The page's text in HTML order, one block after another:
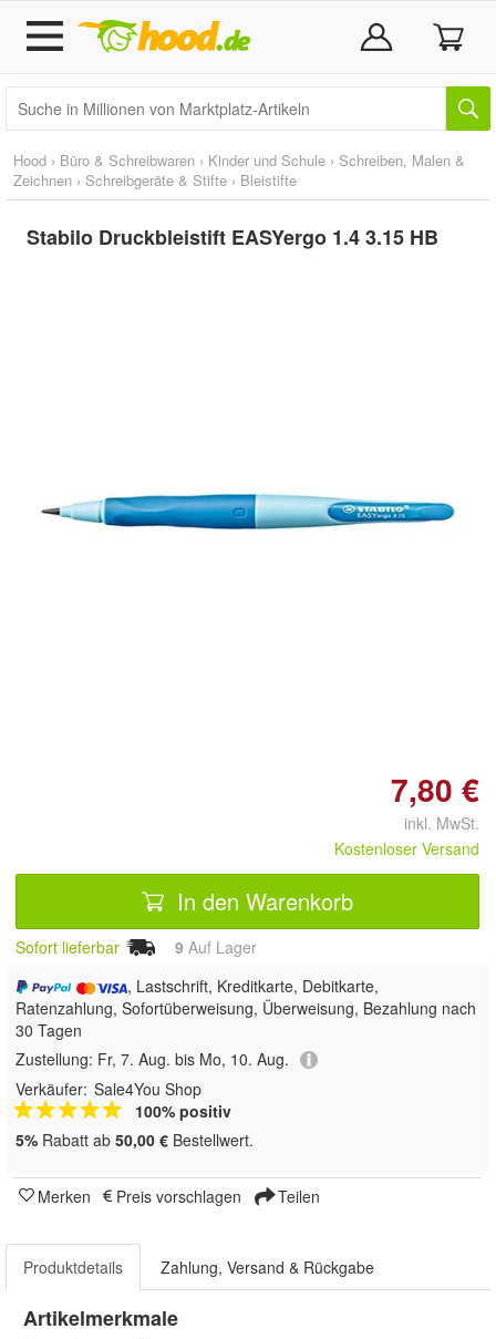
Hood › Büro & Schreibwaren › Kinder und Schule › Schreiben, Malen &
Zeichnen › Schreibgeräte & Stifte › Bleistifte
Stabilo Druckbleistift EASYergo 1.4 3.15 HB
7,80 €
inkl. MwSt.
Kostenloser Versand
In den Warenkorb
Sofort lieferbar 9 Auf Lager
, Lastschrift, Kreditkarte, Debitkarte,
Ratenzahlung, Sofortüberweisung, Überweisung, Bezahlung nach
30 Tagen
Zustellung: Fr, 7. Aug. bis Mo, 10. Aug.
Verkäufer: Sale4You Shop
100% positiv
5% Rabatt ab 50,00 € Bestellwert.
Merken Preis vorschlagen Teilen
Produktdetails Zahlung, Versand & Rückgabe
Artikelmerkmale